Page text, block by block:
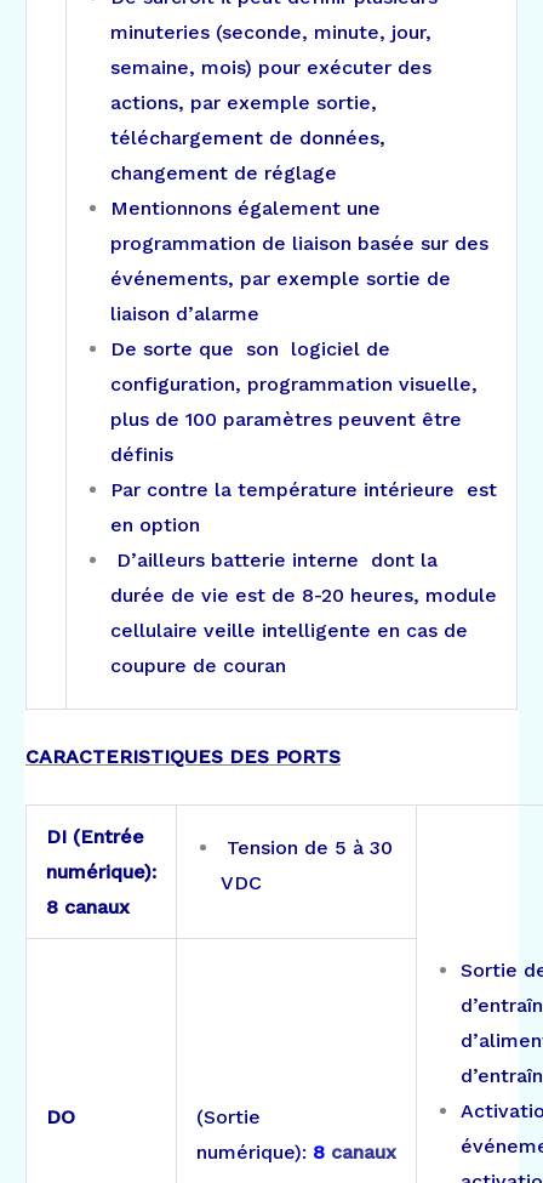
minuteries (seconde, minute, jour,
semaine, mois) pour exécuter des
actions, par exemple sortie,
téléchargement de données,
changement de réglage
Mentionnons également une
programmation de liaison basée sur des
événements, par exemple sortie de
liaison d’alarme
De sorte que son logiciel de
configuration, programmation visuelle,
plus de 100 paramètres peuvent être
définis
Par contre la température intérieure est
en option
D’ailleurs batterie interne dont la
durée de vie est de 8-20 heures, module
cellulaire veille intelligente en cas de
coupure de couran
CARACTERISTIQUES DES PORTS
DI (Entrée
numérique):
8 canaux
Tension de 5 à 30
VDC
DO
(Sortie
numérique): 8 canaux
Sortie